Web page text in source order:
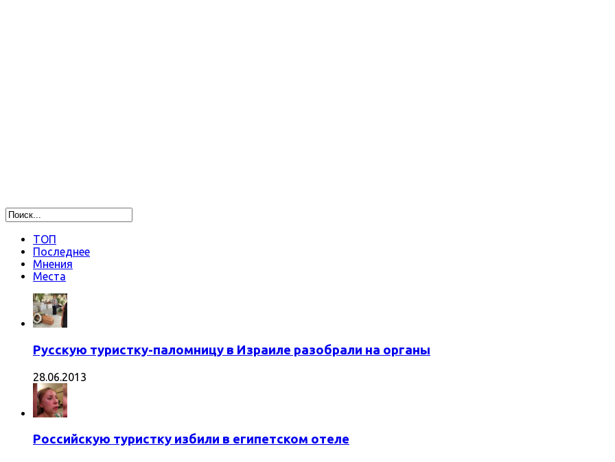
ТОП
Последнее
Мнения
Места
Русскую туристку-паломницу в Израиле разобрали на органы
28.06.2013
Российскую туристку избили в египетском отеле